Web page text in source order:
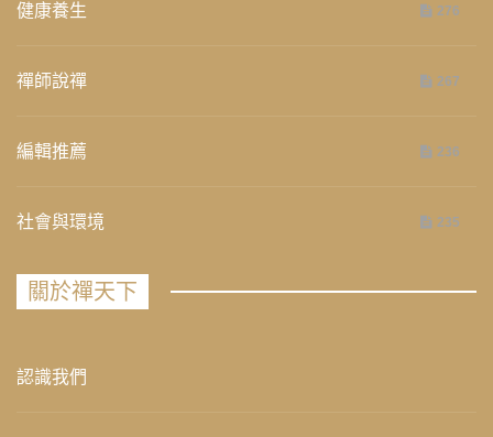
健康養生 276
禪師說禪 267
編輯推薦 236
社會與環境 235
關於禪天下
認識我們